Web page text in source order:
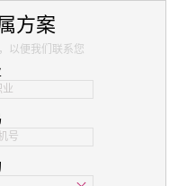
方案
以便我们联系您